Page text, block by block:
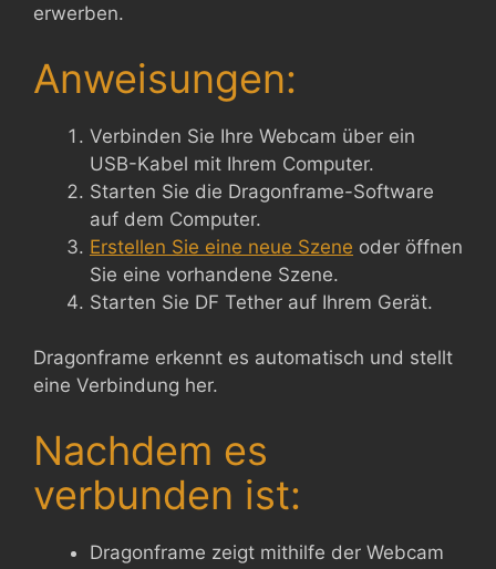
erwerben.
Anweisungen:
Verbinden Sie Ihre Webcam über ein
USB-Kabel mit Ihrem Computer.
Starten Sie die Dragonframe-Software
auf dem Computer.
Erstellen Sie eine neue Szene oder öffnen
Sie eine vorhandene Szene.
Starten Sie DF Tether auf Ihrem Gerät.
Dragonframe erkennt es automatisch und stellt
eine Verbindung her.
Nachdem es
verbunden ist:
Dragonframe zeigt mithilfe der Webcam